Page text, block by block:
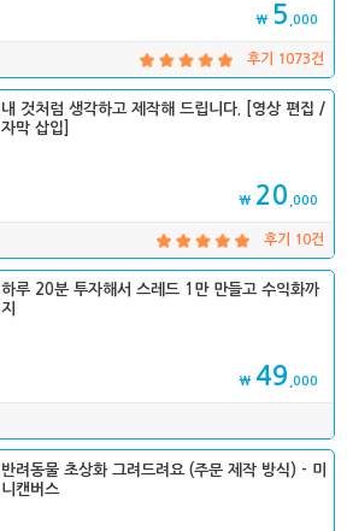
₩ 5 ,000
후기 1073건
내 것처럼 생각하고 제작해 드립니다. [영상 편집 /
자막 삽입]
₩ 20 ,000
후기 10건
하루 20분 투자해서 스레드 1만 만들고 수익화까
지
₩ 49 ,000
반려동물 초상화 그려드려요 (주문 제작 방식) - 미
니캔버스